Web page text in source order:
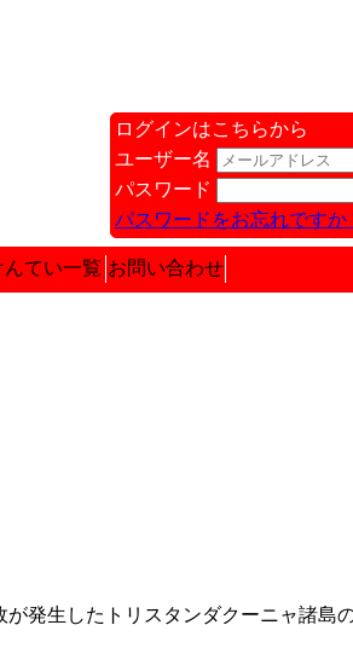
ログインはこちらから
ユーザー名
パスワード
パスワードをお忘れですか
んてい一覧 お問い合わせ
が発生したトリスタンダクーニャ諸島